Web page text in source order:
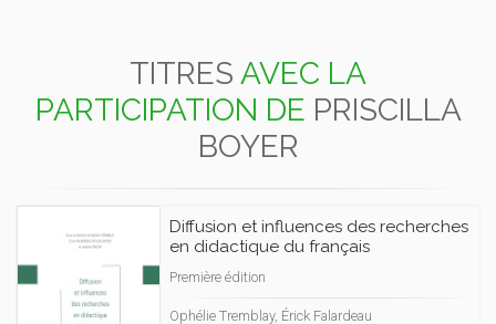
TITRES AVEC LA
PARTICIPATION DE PRISCILLA
BOYER
Diffusion et influences des recherches
en didactique du français
Première édition
Ophélie Tremblay, Érick Falardeau